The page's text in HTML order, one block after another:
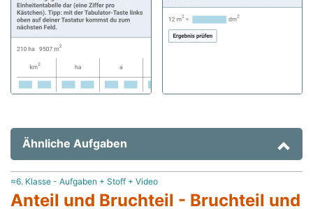
Ähnliche Aufgaben
≈6. Klasse - Aufgaben + Stoff + Video
Anteil und Bruchteil - Bruchteil und